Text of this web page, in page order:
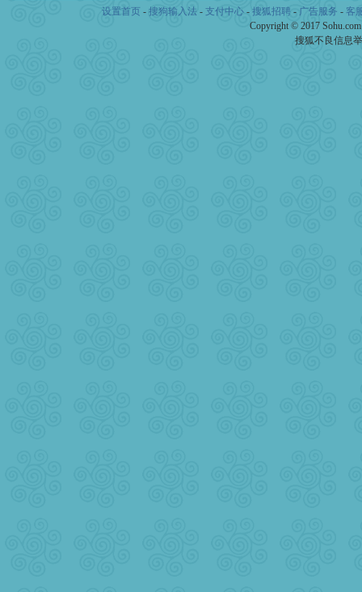
道一声平安！新年吉祥万事
[春节]
传说薰衣草有四片
片叶子是希望，第三片叶
送你一棵薰衣草，愿你新年
设置首页 - 搜狗输入法 - 支付中心- 搜狐招聘- 广告服务 - 客
Copyright © 2017
搜狐不良信息